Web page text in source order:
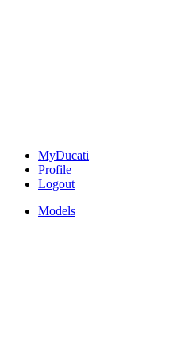
MyDucati
Profile
Logout
Models